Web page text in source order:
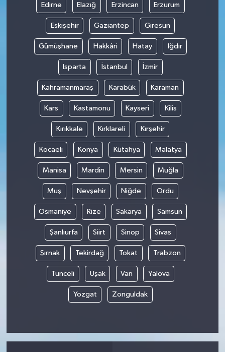
Edirne Elazığ Erzincan Erzurum
Eskişehir Gaziantep Giresun
Gümüşhane Hakkâri Hatay Iğdır
Isparta İstanbul İzmir
Kahramanmaraş Karabük Karaman
Kars Kastamonu Kayseri Kilis
Kırıkkale Kırklareli Kırşehir
Kocaeli Konya Kütahya Malatya
Manisa Mardin Mersin Muğla
Muş Nevşehir Niğde Ordu
Osmaniye Rize Sakarya Samsun
Şanlıurfa Siirt Sinop Sivas
Şırnak Tekirdağ Tokat Trabzon
Tunceli Uşak Van Yalova
Yozgat Zonguldak